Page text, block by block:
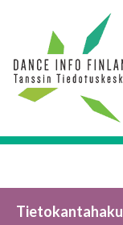
Tietokantahaku